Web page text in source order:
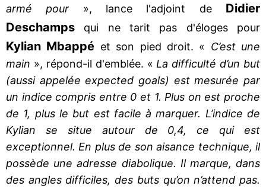
armé pour », lance l'adjoint de Didier
Deschamps qui ne tarit pas d'éloges pour
Kylian Mbappé et son pied droit. « C’est une
main », répond-il d'emblée. « La difficulté d’un but
(aussi appelée expected goals) est mesurée par
un indice compris entre 0 et 1. Plus on est proche
de 1, plus le but est facile à marquer. L’indice de
Kylian se situe autour de 0,4, ce qui est
exceptionnel. En plus de son aisance technique, il
possède une adresse diabolique. Il marque, dans
des angles difficiles, des buts qu’on n’attend pas.